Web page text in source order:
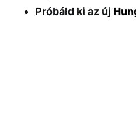
Próbáld ki az új